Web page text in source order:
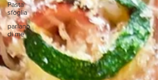
Pasta
sfoglia
parlano
di me